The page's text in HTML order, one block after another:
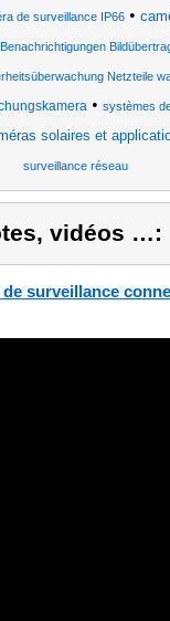
de surveillance IP66 •
Netzteile
• systèmes
solaires et
surveillance réseau
vidéos …:
surveillance